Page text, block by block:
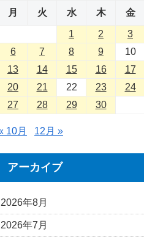
月 火 水 木 金
1 2 3
6
7 8 9 10
13
14 15 16 17
20
21 22 23 24
27
28 29 30
10月 12月 »
アーカイブ
2026年8月
2026年7月